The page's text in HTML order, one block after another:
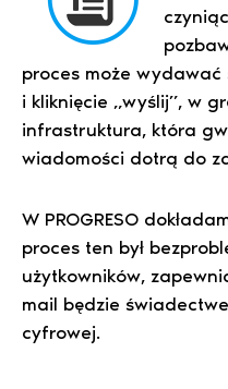
proces może
i kliknięcie „wyślij”, w
infrastruktura, która
wiadomości dotrą do
W PROGRESO
proces ten był
użytkowników,
mail będzie
cyfrowej.